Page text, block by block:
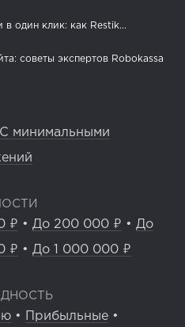
один клик: как Restik...
советы экспертов Robokassa
С минимальными
₽ • До 200 000 ₽ • До
₽ • До 1 000 000 ₽
• Прибыльные •